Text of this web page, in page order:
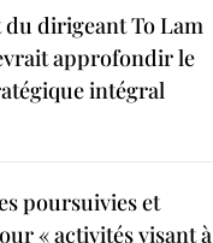
dirigeant To Lam
approfondir le
intégral
poursuivies et
« activités visant à